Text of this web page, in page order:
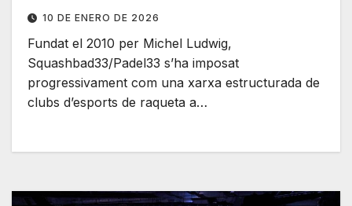
10 DE ENERO DE 2026
Fundat el 2010 per Michel Ludwig,
Squashbad33/Padel33 s’ha imposat
progressivament com una xarxa estructurada de
clubs d’esports de raqueta a…